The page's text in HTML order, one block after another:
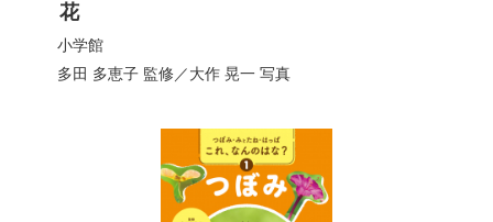
花
小学館
多田 多恵子監修／大作 晃一写真